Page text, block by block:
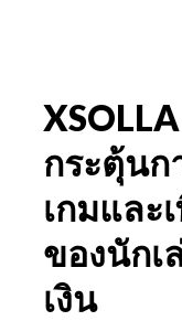
กระตุ้นก
เกมและ
ของนักเ
เงิน